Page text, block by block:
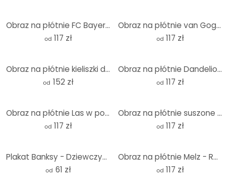
Obraz na płótnie FC Bayern team picture 2025/26
od 117 zł
Obraz na płótnie van Gogh - Kwiat migdałowca
od 117 zł
Obraz na płótnie kieliszki do wina - kwadrat
od 152 zł
Obraz na płótnie Dandelion dream in spring - Paksoylu
od 117 zł
Obraz na płótnie Las w porannej mgle - Maier
od 117 zł
Obraz na płótnie suszone kwiaty - elegancja przemijania - Treechild
od 117 zł
Plakat Banksy - Dziewczynka z balonem
od 61 zł
Obraz na płótnie Melz - Razem
od 117 zł